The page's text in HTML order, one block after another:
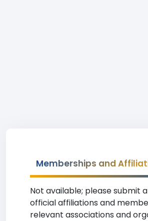
Memberships and
Not available; please submit
official affiliations and
relevant associations and